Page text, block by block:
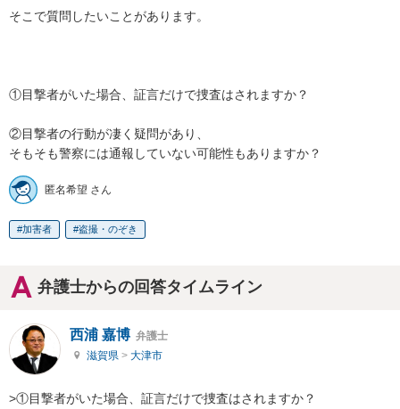
そこで質問したいことがあります。
①目撃者がいた場合、証言だけで捜査はされますか？
②目撃者の行動が凄く疑問があり、
そもそも警察には通報していない可能性もありますか？
匿名希望 さん
加害者 盗撮・のぞき
弁護士からの回答タイムライン
西浦 嘉博 弁護士
滋賀県 > 大津市
>①目撃者がいた場合、証言だけで捜査はされますか？